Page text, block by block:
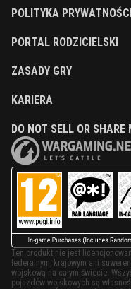
POLITYKA
PORTAL RODZICIELSKI
ZASADY GRY
KARIERA
DO NOT SELL OR
Ten produkt nie jest
federalnym, krajowym ani
wojskową na całym świecie.
pojazdów wojskowych są